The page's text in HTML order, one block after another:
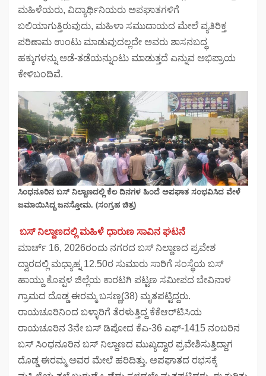
ಮಹಿಳೆಯರು, ವಿದ್ಯಾರ್ಥಿನಿಯರು ಅಪಘಾತಗಳಿಗೆ
ಬಲಿಯಾಗುತ್ತಿರುವುದು, ಮಹಿಳಾ ಸಮುದಾಯದ ಮೇಲೆ ವ್ಯತಿರಿಕ್ತ
ಪರಿಣಾಮ ಉಂಟು ಮಾಡುವುದಲ್ಲದೇ ಅವರು ಶಾಸನಬದ್ಧ
ಹಕ್ಕುಗಳನ್ನು ಅಡೆ-ತಡೆಯನ್ನುಂಟು ಮಾಡುತ್ತದೆ ಎನ್ನುವ ಅಭಿಪ್ರಾಯ
ಕೇಳಿಬಂದಿವೆ.
ಸಿಂಧನೂರಿನ ಬಸ್‌ ನಿಲ್ದಾಣದಲ್ಲಿ ಕೆಲ ದಿನಗಳ ಹಿಂದೆ ಅಪಘಾತ ಸಂಭವಿಸಿದ ವೇಳೆ
ಜಮಾಯಿಸಿದ್ದ ಜನಸ್ತೋಮ. (ಸಂಗ್ರಹ ಚಿತ್ರ)
ಬಸ್ ನಿಲ್ದಾಣದಲ್ಲಿ ಮಹಿಳೆ ಧಾರುಣ ಸಾವಿನ ಘಟನೆ
ಮಾರ್ಚ್ 16, 2026ರಂದು ನಗರದ ಬಸ್ ನಿಲ್ದಾಣದ ಪ್ರವೇಶ
ದ್ವಾರದಲ್ಲಿ ಮಧ್ಯಾಹ್ನ 12.50ರ ಸುಮಾರು ಸಾರಿಗೆ ಸಂಸ್ಥೆಯ ಬಸ್
ಹಾಯ್ದು ಕೊಪ್ಪಳ ಜಿಲ್ಲೆಯ ಕಾರಟಗಿ ಪಟ್ಟಣ ಸಮೀಪದ ಬೇವಿನಾಳ
ಗ್ರಾಮದ ದೊಡ್ಡ ಈರಮ್ಮ ಬಸಣ್ಣ(38) ಮೃತಪಟ್ಟಿದ್ದರು.
ರಾಯಚೂರಿನಿಂದ ಬಳ್ಳಾರಿಗೆ ತೆರಳುತ್ತಿದ್ದ ಕೆಕೆಆರ್‌ಟಿಸಿಯ
ರಾಯಚೂರಿನ 3ನೇ ಬಸ್ ಡಿಪೋದ ಕೆಎ-36 ಎಫ್-1415 ನಂಬರಿನ
ಬಸ್ ಸಿಂಧನೂರಿನ ಬಸ್ ನಿಲ್ದಾಣದ ಮುಖ್ಯದ್ವಾರ ಪ್ರವೇಶಿಸುತ್ತಿದ್ದಾಗ
ದೊಡ್ಡ ಈರಮ್ಮ ಅವರ ಮೇಲೆ ಹರಿದಿತ್ತು. ಅಪಘಾತದ ರಭಸಕ್ಕೆ